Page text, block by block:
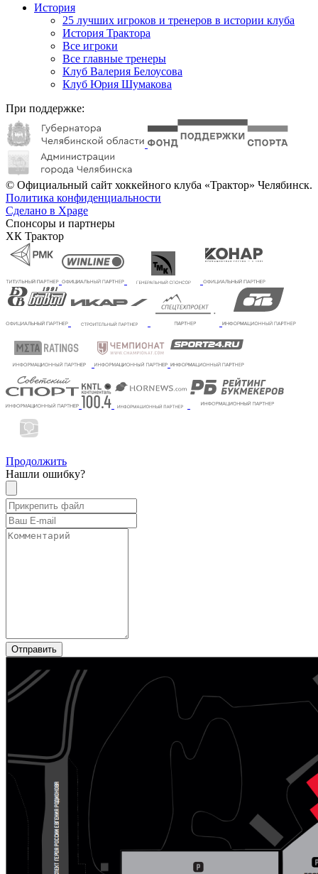
История
25 лучших игроков и тренеров в истории клуба
История Трактора
Все игроки
Все главные тренеры
Клуб Валерия Белоусова
Клуб Юрия Шумакова
При поддержке:
© Официальный сайт хоккейного клуба «Трактор» Челябинск.
Политика конфиденциальности
Сделано в Xpage
Спонсоры и партнеры
ХК Трактор
Продолжить
Нашли ошибку?